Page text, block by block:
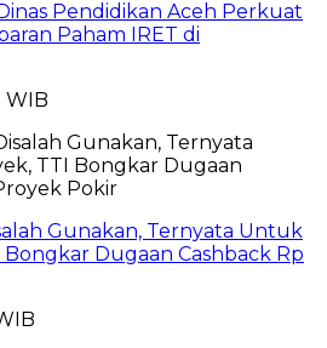
Pendidikan Aceh Perkuat
Paham IRET di
WIB
Gunakan, Ternyata Untuk
Bongkar Dugaan Cashback Rp